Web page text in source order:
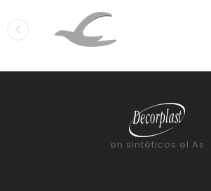

en sintéticos el As